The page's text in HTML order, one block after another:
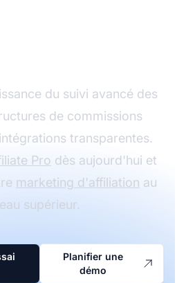
du suivi avancé des
de commissions
transparentes.
Pro dès aujourd'hui et
marketing d'affiliation au
supérieur.
Planifier une
démo